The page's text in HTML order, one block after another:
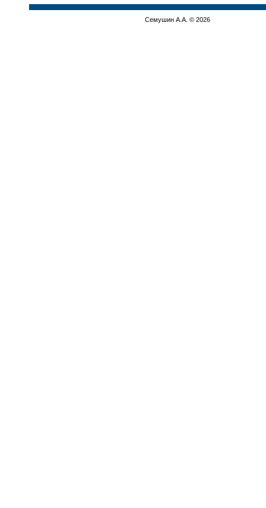
Семушин А.А. © 2026